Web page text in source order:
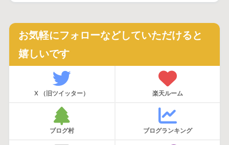
お気軽にフォローなどしていただけると
嬉しいです
X （旧ツイッター） 楽天ルーム
ブログ村 ブログランキング